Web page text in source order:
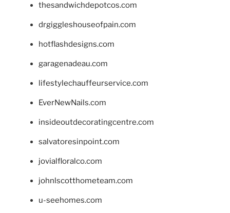
thesandwichdepotcos.com
drgiggleshouseofpain.com
hotflashdesigns.com
garagenadeau.com
lifestylechauffeurservice.com
EverNewNails.com
insideoutdecoratingcentre.com
salvatoresinpoint.com
jovialfloralco.com
johnlscotthometeam.com
u-seehomes.com